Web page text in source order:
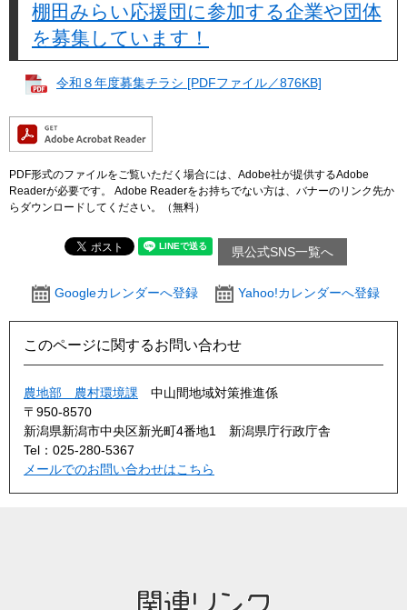
棚田みらい応援団に参加する企業や団体
を募集しています！
令和８年度募集チラシ [PDFファイル／876KB]
PDF形式のファイルをご覧いただく場合には、Adobe社が提供するAdobe
Readerが必要です。
Adobe Readerをお持ちでない方は、バナーのリンク先か
らダウンロードしてください。（無料）
このページに関するお問い合わせ
農地部 農村環境課
中山間地域対策推進係
〒950-8570
新潟県新潟市中央区新光町4番地1 新潟県庁行政庁舎
Tel：025-280-5367
メールでのお問い合わせはこちら
県公式SNS一覧へ
Googleカレンダーへ登録 Yahoo!カレンダーへ登録